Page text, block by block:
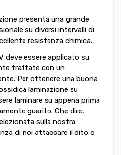
presenta una grande
su diversi intervalli di
resistenza chimica.
deve essere applicato su
trattate con un
Per ottenere una buona
laminazione su
laminare su appena prima
guarito. Che dire,
sulla nostra
di noi attaccare il dito o